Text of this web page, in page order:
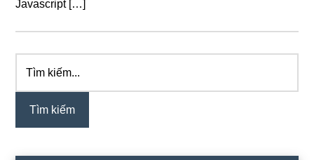
Javascript […]
Sidebar
chính
kiếm...